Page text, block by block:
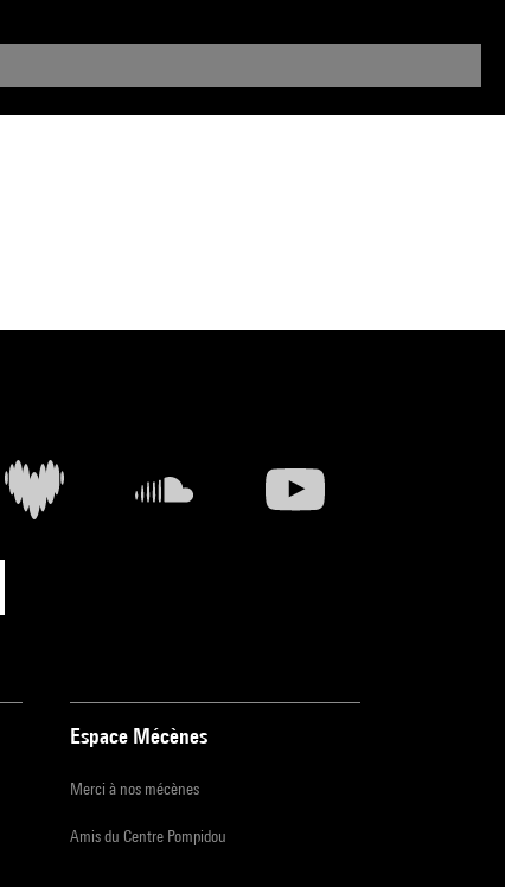
Espace Mécènes
Merci à nos mécènes
Amis du Centre Pompidou